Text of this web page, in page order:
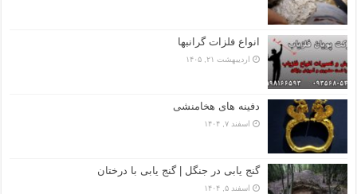
انواع فلزات گرانبها
اردیبهشت ۲۱, ۱۴۰۵
دفینه های هخامنشی
اسفند ۷, ۱۴۰۴
گنج یابی در جنگل | گنج یابی با درختان
اسفند ۵, ۱۴۰۴